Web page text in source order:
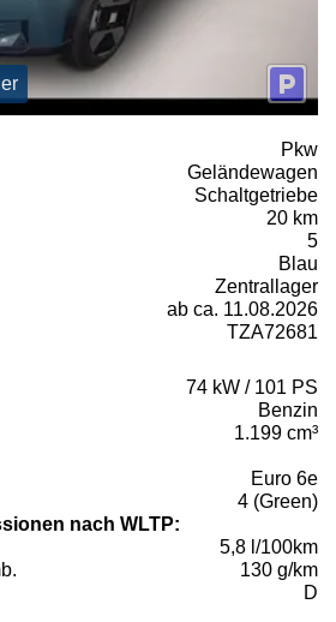
Pkw
Geländewagen
Schaltgetriebe
20 km
5
Blau
Zentrallager
ab ca. 11.08.2026
TZA72681
74 kW / 101 PS
Benzin
1.199 cm³
Euro 6e
4 (Green)
nach WLTP:
5,8 l/100km
130 g/km
D